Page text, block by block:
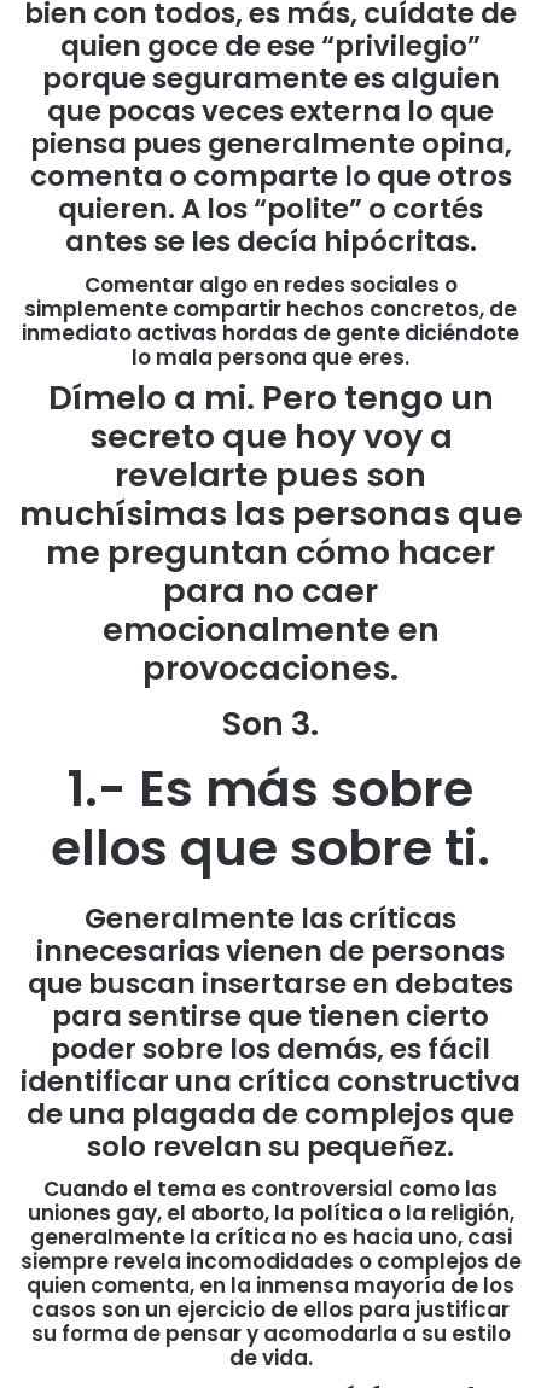
bien con todos, es más, cuídate de
quien goce de ese “privilegio”
porque seguramente es alguien
que pocas veces externa lo que
piensa pues generalmente opina,
comenta o comparte lo que otros
quieren. A los “polite” o cortés
antes se les decía hipócritas.
Comentar algo en redes sociales o
simplemente compartir hechos concretos, de
inmediato activas hordas de gente diciéndote
lo mala persona que eres.
Dímelo a mi. Pero tengo un
secreto que hoy voy a
revelarte pues son
muchísimas las personas que
me preguntan cómo hacer
para no caer
emocionalmente en
provocaciones.
Son 3.
1.- Es más sobre
ellos que sobre ti.
Generalmente las críticas
innecesarias vienen de personas
que buscan insertarse en debates
para sentirse que tienen cierto
poder sobre los demás, es fácil
identificar una crítica constructiva
de una plagada de complejos que
solo revelan su pequeñez.
Cuando el tema es controversial como las
uniones gay, el aborto, la política o la religión,
generalmente la crítica no es hacia uno, casi
siempre revela incomodidades o complejos de
quien comenta, en la inmensa mayoría de los
casos son un ejercicio de ellos para justificar
su forma de pensar y acomodarla a su estilo
de vida.